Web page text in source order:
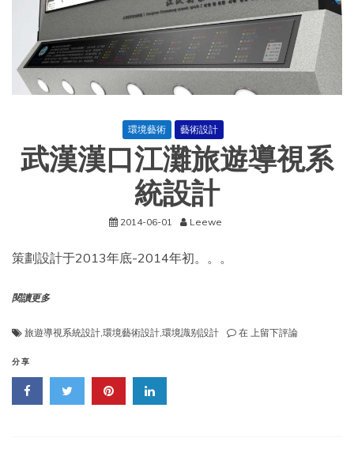
環境藝術 藝術設計
武漢漢口江灘旅遊導視系
統設計
2014-06-01 Leewe
策劃設計于2013年底-2014年初。。。
閱讀更多
旅遊導視系統設計,環境藝術設計,環境識别設計 在 武
上留下評論
分享